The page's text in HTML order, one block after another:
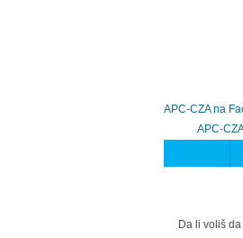
APC-CZA na
APC-
Da li voliš